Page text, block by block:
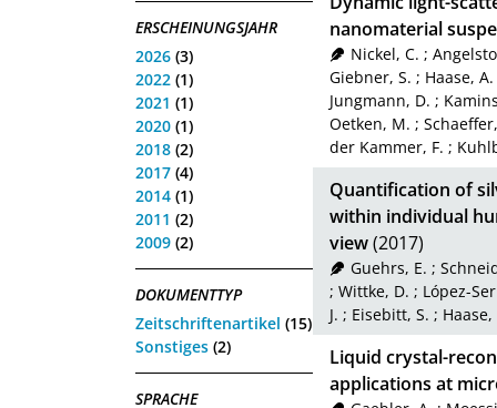
ERSCHEINUNGSJAHR
2026 (3)
2022 (1)
2021 (1)
2020 (1)
2018 (2)
2017 (4)
2014 (1)
2011 (2)
2009 (2)
DOKUMENTTYP
Zeitschriftenartikel (15)
Sonstiges (2)
SPRACHE
nanomaterial
Nickel, C. ;
Giebner, S. ; Haase, A.
Jungmann, D. ;
Oetken, M. ;
der Kammer, F. ;
Quantification of
within individual
view(2017)
Guehrs, E. ;
; Wittke, D. ; López-
J. ; Eisebitt, S. ; Haase,
Liquid crystal-
applications at